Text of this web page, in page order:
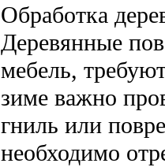
Обработка
Деревянные
мебель,
зиме важно
гниль или
необходимо